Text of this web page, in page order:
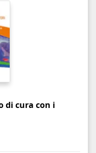
di cura con i